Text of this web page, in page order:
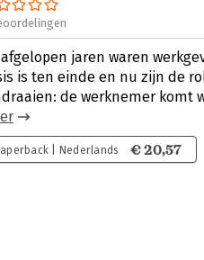
afgelopen jaren waren
is ten einde en nu zijn de
de werknemer komt
| Nederlands € 20,57